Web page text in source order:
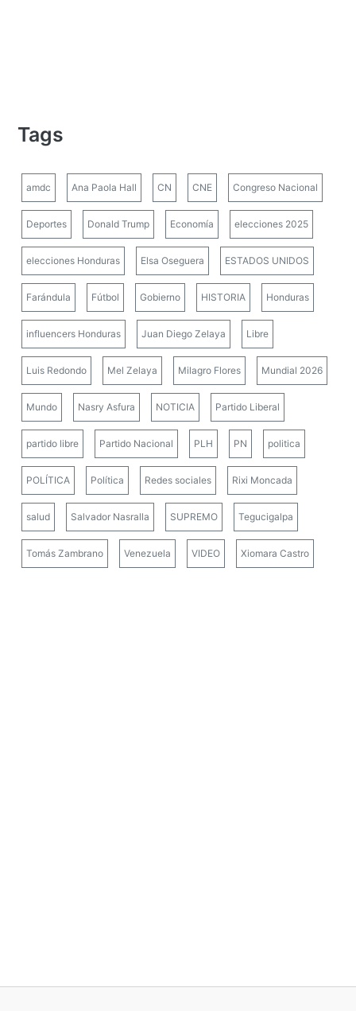
Tags
amdc Ana Paola Hall CN CNE Congreso Nacional
Deportes Donald Trump Economía elecciones 2025
elecciones Honduras Elsa Oseguera ESTADOS UNIDOS
Farándula Fútbol Gobierno HISTORIA Honduras
influencers Honduras Juan Diego Zelaya Libre
Luis Redondo Mel Zelaya Milagro Flores Mundial 2026
Mundo Nasry Asfura NOTICIA Partido Liberal
partido libre Partido Nacional PLH PN politica
POLÍTICA Política Redes sociales Rixi Moncada
salud Salvador Nasralla SUPREMO Tegucigalpa
Tomás Zambrano Venezuela VIDEO Xiomara Castro